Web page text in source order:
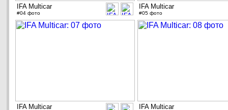
IFA Multicar
#04 фото
IFA Multicar
#05 фото
IFA Multicar IFA Multicar